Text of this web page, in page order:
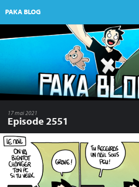
PAKA BLOG
17 mai 2021
Episode 2551